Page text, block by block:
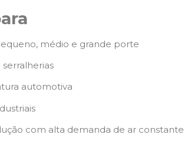
médio e grande porte
automotiva
com alta demanda de ar constante